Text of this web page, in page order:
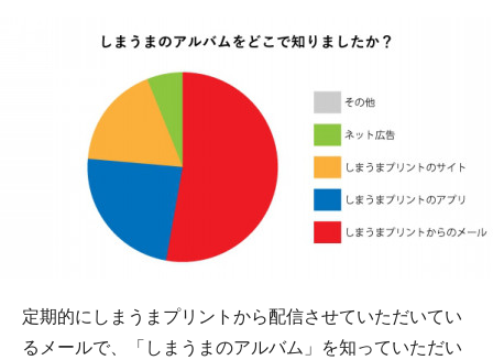
定期的にしまうまプリントから配信させていただいてい
るメールで、「しまうまのアルバム」を知っていただい